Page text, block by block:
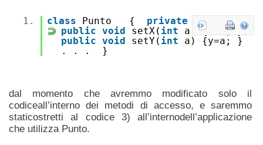
1. class Punto { private int
x, y;
public void setX( int
a) {x=a; }
public void setY( int
a) {y=a; }
. . . }
dal momento che avremmo modificato solo il
codiceall’interno dei metodi di accesso, e saremmo
staticostretti al codice 3) all’internodell’applicazione
che utilizza Punto.